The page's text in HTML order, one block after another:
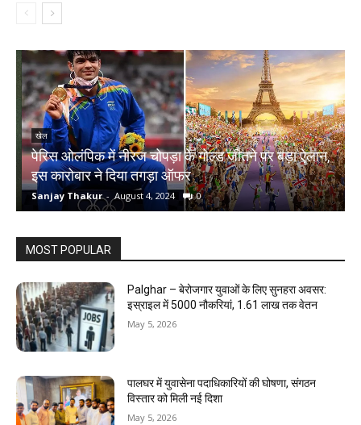
खेल
पेरिस ओलंपिक में नीरज चोपड़ा के गोल्ड जीतने पर बड़ा ऐलान,
इस कारोबार ने दिया तगड़ा ऑफर
Sanjay Thakur - August 4, 2024 0
MOST POPULAR
Palghar – बेरोजगार युवाओं के लिए सुनहरा अवसर:
इस्राइल में 5000 नौकरियां, ₹1.61 लाख तक वेतन
May 5, 2026
पालघर में युवासेना पदाधिकारियों की घोषणा, संगठन
विस्तार को मिली नई दिशा
May 5, 2026